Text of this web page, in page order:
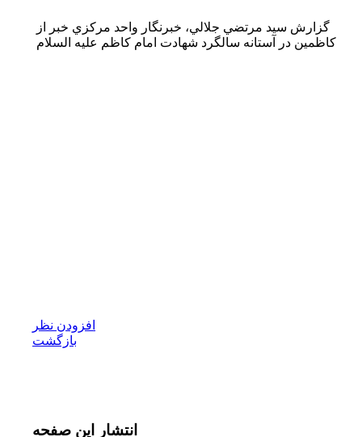
گزارش سيد مرتضي جلالي، خبرنگار واحد مركزي خبر از
كاظمين در آستانه سالگرد شهادت امام كاظم عليه السلام
افزودن نظر
بازگشت
انتشار این صفحه